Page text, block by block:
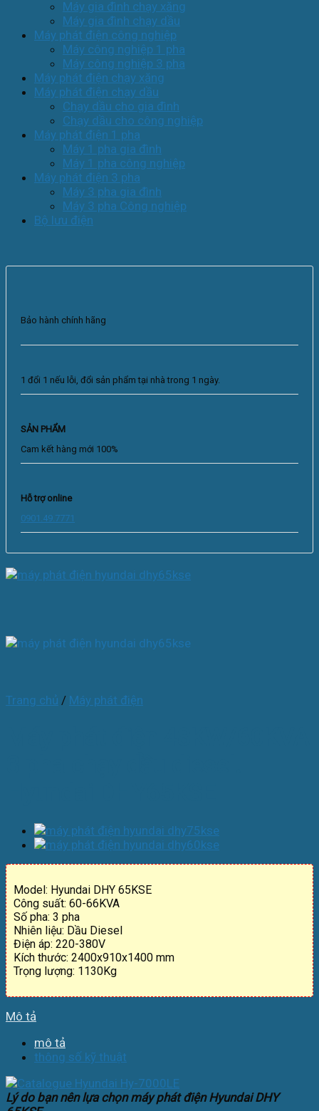
Máy gia đình chạy xăng
Máy gia đình chạy dầu
Máy phát điện công nghiệp
Máy công nghiệp 1 pha
Máy công nghiệp 3 pha
Máy phát điện chạy xăng
Máy phát điện chạy dầu
Chạy dầu cho gia đình
Chạy dầu cho công nghiệp
Máy phát điện 1 pha
Máy 1 pha gia đình
Máy 1 pha công nghiệp
Máy phát điện 3 pha
Máy 3 pha gia đình
Máy 3 pha Công nghiệp
Bộ lưu điện
Bảo hành chính hãng
1 đổi 1 nếu lỗi, đổi sản phẩm tại nhà trong 1 ngày.
SẢN PHẨM
Cam kết hàng mới 100%
Hỗ trợ online
0901.49.7771
Trang chủ / Máy phát điện
Model: Hyundai DHY 65KSE
Công suất: 60-66KVA
Số pha: 3 pha
Nhiên liệu: Dầu Diesel
Điện áp: 220-380V
Kích thước: 2400x910x1400 mm
Trọng lượng: 1130Kg
Mô tả
mô tả
thông số kỹ thuật
Lý do bạn nên lựa chọn máy phát điện Hyundai DHY